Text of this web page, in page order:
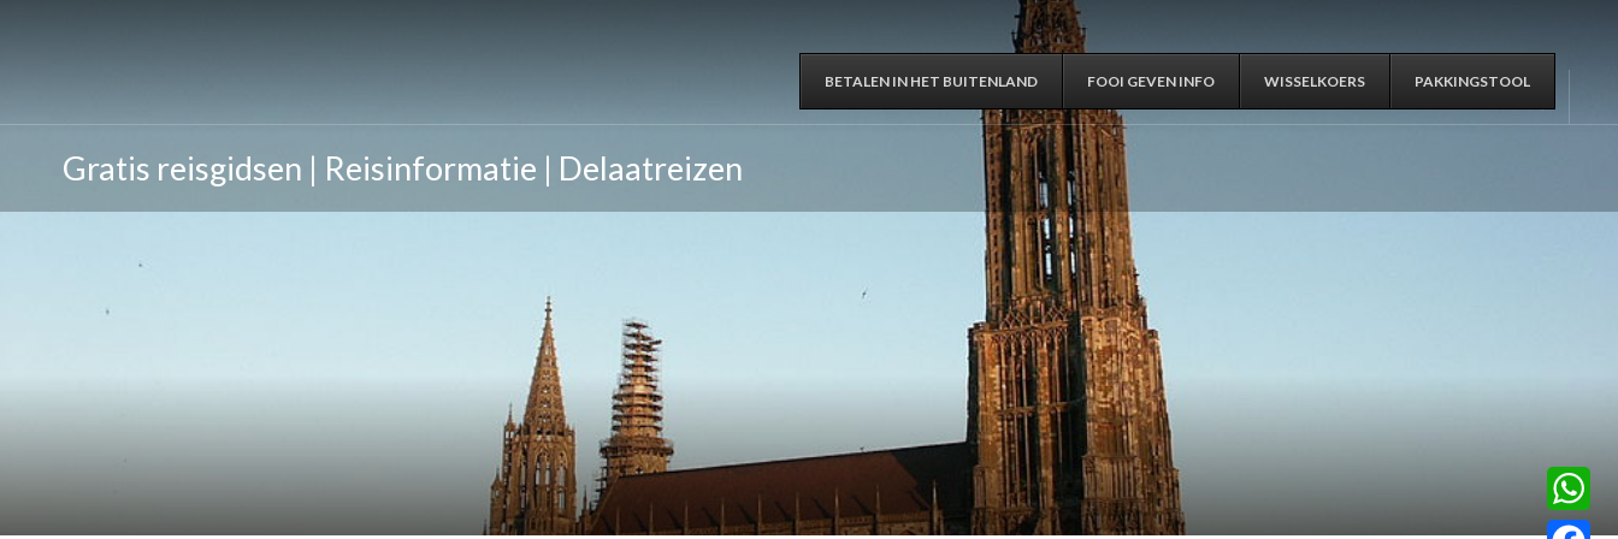
Gratis reisgidsen | Reisinformatie | Delaatreizen
BETALEN IN HET BUITENLAND FOOI GEVEN INFO WISSELKOERS PAKKINGSTOOL